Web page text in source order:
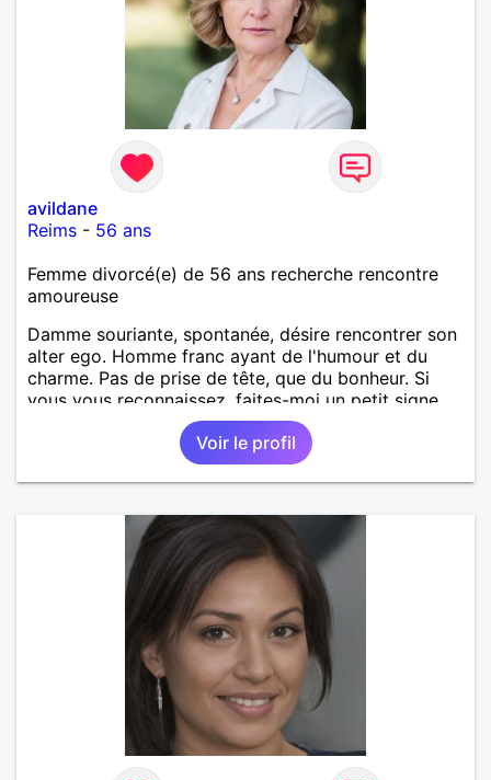
avildane
Reims - 56 ans
Femme divorcé(e) de 56 ans recherche rencontre
amoureuse
Damme souriante, spontanée, désire rencontrer son
alter ego. Homme franc ayant de l'humour et du
charme. Pas de prise de tête, que du bonheur. Si
vous vous reconnaissez, faites-moi un petit signe.
Voir le profil